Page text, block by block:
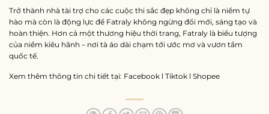
Trở thành nhà tài trợ cho các cuộc thi sắc đẹp không chỉ là niềm tự
hào mà còn là động lực để Fatraly không ngừng đổi mới, sáng tạo và
hoàn thiện. Hơn cả một thương hiệu thời trang, Fatraly là biểu tượng
của niềm kiêu hãnh – nơi tà áo dài chạm tới ước mơ và vươn tầm
quốc tế.
Xem thêm thông tin chi tiết tại: Facebook l Tiktok l Shopee